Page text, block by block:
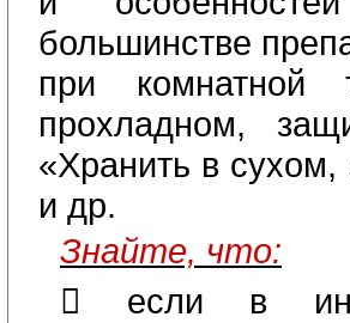
большинстве
при комнатной
прохладном,
«Хранить в
и др.
Знайте, что:
 если в